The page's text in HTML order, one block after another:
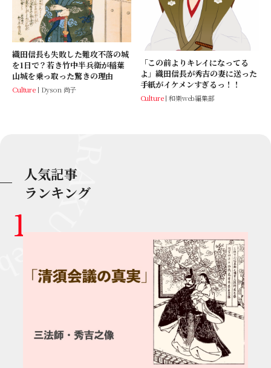
織田信長も失敗した難攻不落の城
を1日で？若き竹中半兵衛が稲葉
山城を乗っ取った驚きの理由
Culture Dyson 尚子
「この前よりキレイになってる
よ」織田信長が秀吉の妻に送った
手紙がイケメンすぎるっ！！
Culture 和樂web編集部
人気記事
ランキング